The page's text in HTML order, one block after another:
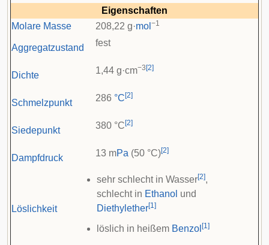
Eigenschaften
Molare Masse
208,22 g·mol −1
Aggregatzustand fest
Dichte 1,44 g·cm−3 [2]
Schmelzpunkt 286 °C [2]
Siedepunkt 380 °C [2]
Dampfdruck 13 mPa (50 °C)[2]
Löslichkeit
sehr schlecht in Wasser[2],
schlecht in Ethanol und
Diethylether[1]
löslich in heißem Benzol [1]